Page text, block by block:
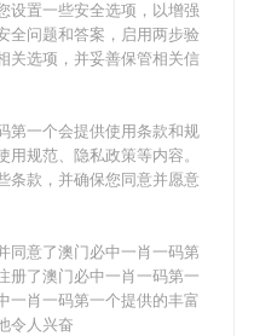
设置一些安全选项，以增强
全问题和答案，启用两步验
关选项，并妥善保管相关信
第一个会提供使用条款和规
规范、隐私政策等内容。
条款，并确保您同意并愿意
同意了澳门必中一肖一码第
册了澳门必中一肖一码第一
一肖一码第一个提供的丰富
令人兴奋